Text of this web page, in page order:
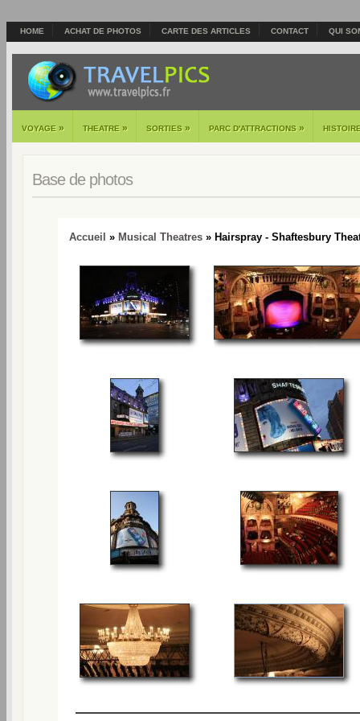
HOME ACHAT DE PHOTOS CARTE DES ARTICLES CONTACT QUI
VOYAGE » THEATRE » SORTIES » PARC D'ATTRACTIONS »
Base de photos
Accueil » Musical Theatres » Hairspray - Shaftesbury